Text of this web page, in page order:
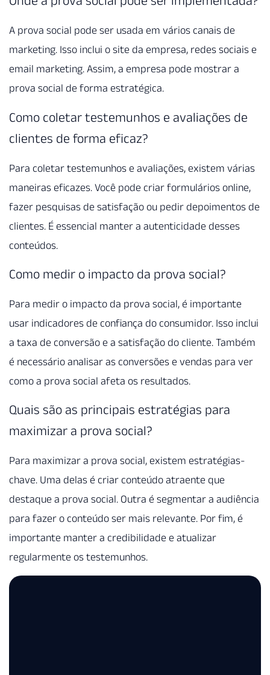
A prova social pode ser usada em vários canais de
marketing. Isso inclui o site da empresa, redes sociais e
email marketing. Assim, a empresa pode mostrar a
prova social de forma estratégica.
Como coletar testemunhos e avaliações de
clientes de forma eficaz?
Para coletar testemunhos e avaliações, existem várias
maneiras eficazes. Você pode criar formulários online,
fazer pesquisas de satisfação ou pedir depoimentos de
clientes. É essencial manter a autenticidade desses
conteúdos.
Como medir o impacto da prova social?
Para medir o impacto da prova social, é importante
usar indicadores de confiança do consumidor. Isso inclui
a taxa de conversão e a satisfação do cliente. Também
é necessário analisar as conversões e vendas para ver
como a prova social afeta os resultados.
Quais são as principais estratégias para
maximizar a prova social?
Para maximizar a prova social, existem estratégias-
chave. Uma delas é criar conteúdo atraente que
destaque a prova social. Outra é segmentar a audiência
para fazer o conteúdo ser mais relevante. Por fim, é
importante manter a credibilidade e atualizar
regularmente os testemunhos.